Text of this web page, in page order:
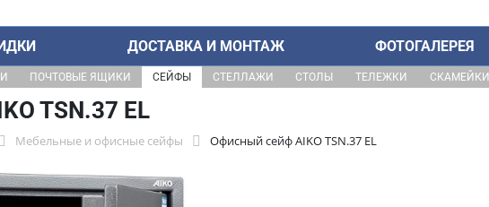
ДОСТАВКА И МОНТАЖ ФОТОГАЛЕРЕЯ
ПОЧТОВЫЕ ЯЩИКИ СЕЙФЫ СТЕЛЛАЖИ СТОЛЫ ТЕЛЕЖКИ СКАМЕЙКИ
TSN.37 EL
Мебельные и офисные сейфы Офисный сейф AIKO TSN.37 EL